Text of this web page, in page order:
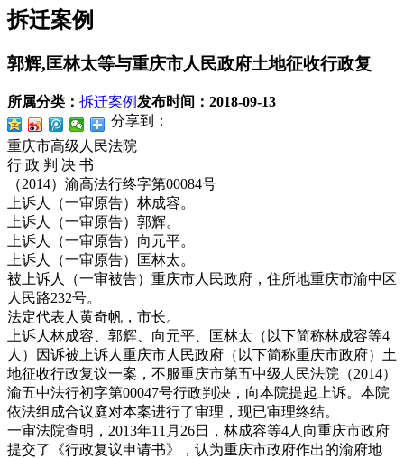
拆迁案例
郭辉,匡林太等与重庆市人民政府土地征收行政复
所属分类： 拆迁案例发布时间： 2018-09-13
分享到：
重庆市高级人民法院
行 政 判 决 书
（2014）渝高法行终字第00084号
上诉人（一审原告）林成容。
上诉人（一审原告）郭辉。
上诉人（一审原告）向元平。
上诉人（一审原告）匡林太。
被上诉人（一审被告）重庆市人民政府，住所地重庆市渝中区
人民路232号。
法定代表人黄奇帆，市长。
上诉人林成容、郭辉、向元平、匡林太（以下简称林成容等4
人）因诉被上诉人重庆市人民政府（以下简称重庆市政府）土
地征收行政复议一案，不服重庆市第五中级人民法院（2014）
渝五中法行初字第00047号行政判决，向本院提起上诉。本院
依法组成合议庭对本案进行了审理，现已审理终结。
一审法院查明，2013年11月26日，林成容等4人向重庆市政府
提交了《行政复议申请书》，认为重庆市政府作出的渝府地